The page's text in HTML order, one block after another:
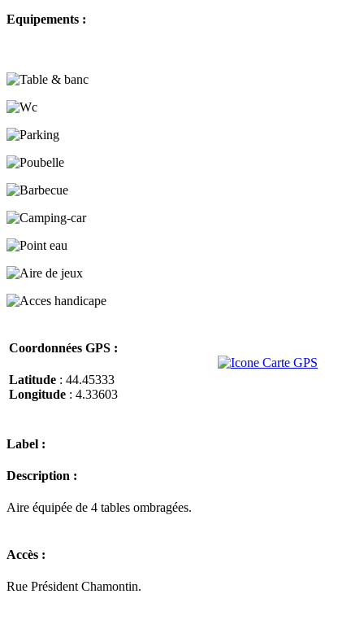
Equipements :
Coordonnées GPS :
Latitude : 44.45333
Longitude : 4.33603
Label :
Description :
Aire équipée de 4 tables ombragées.
Accès :
Rue Président Chamontin.